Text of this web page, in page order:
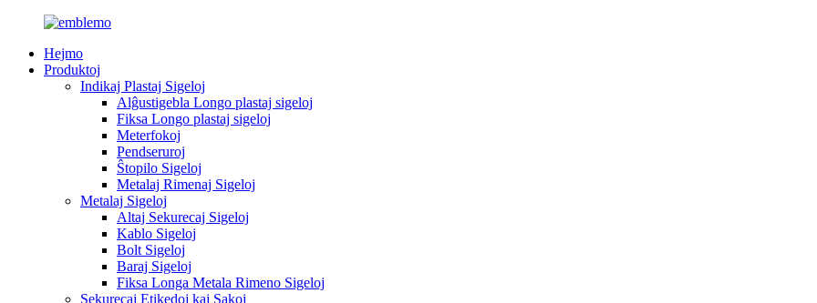
Hejmo
Produktoj
Indikaj Plastaj Sigeloj
Alĝustigebla Longo plastaj sigeloj
Fiksa Longo plastaj sigeloj
Meterfokoj
Pendseruroj
Ŝtopilo Sigeloj
Metalaj Rimenaj Sigeloj
Metalaj Sigeloj
Altaj Sekurecaj Sigeloj
Kablo Sigeloj
Bolt Sigeloj
Baraj Sigeloj
Fiksa Longa Metala Rimeno Sigeloj
Sekurecaj Etikedoj kaj Sakoj